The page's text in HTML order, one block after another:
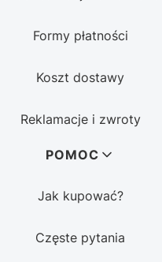
Formy płatności
Koszt dostawy
Reklamacje i zwroty
POMOC
Jak kupować?
Częste pytania